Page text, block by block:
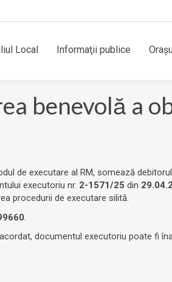
Local Informaţii publice
benevolă a
de executare al RM, somează debitorul
executoriu nr. 2-1571/25 din
procedurii de executare silită.
documentul executoriu poate fi